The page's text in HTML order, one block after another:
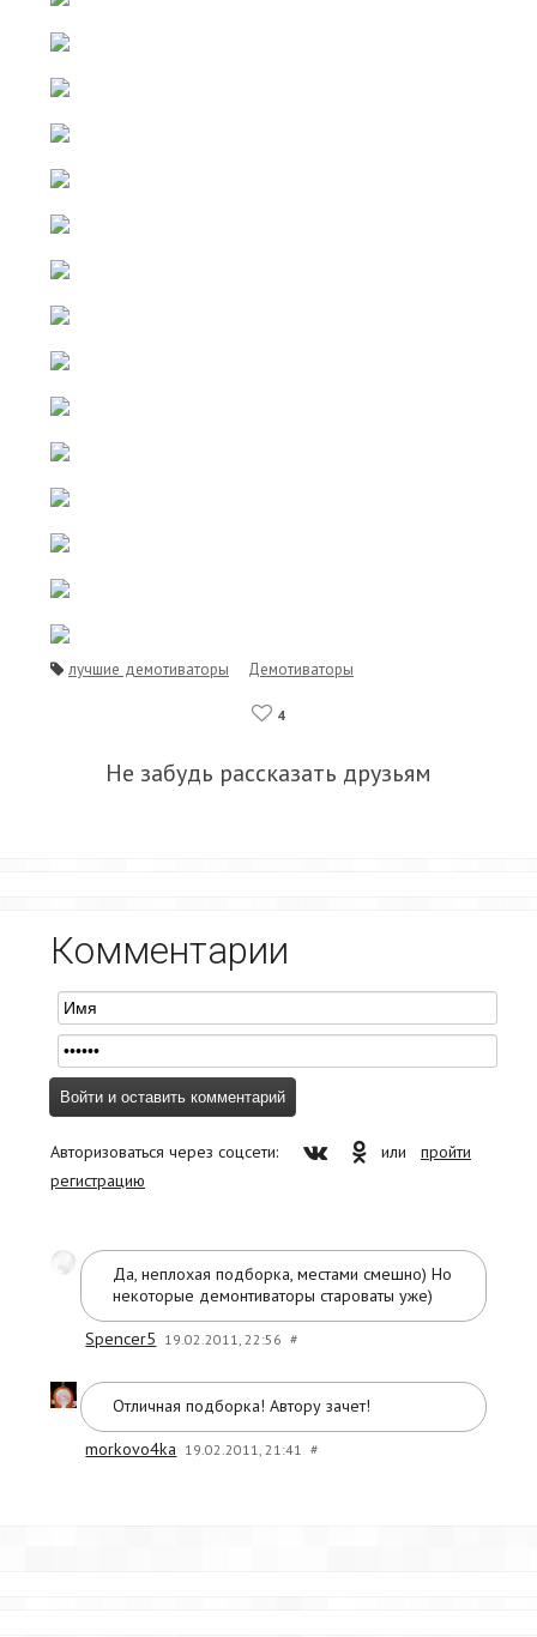
лучшие демотиваторы Демотиваторы
4
Не забудь рассказать друзьям
Комментарии
Авторизоваться через соцсети: или пройти
регистрацию
Да, неплохая подборка, местами смешно) Но
некоторые демонтиваторы староваты уже)
Spencer5 19.02.2011, 22:56 #
Отличная подборка! Автору зачет!
morkovo4ka 19.02.2011, 21:41 #